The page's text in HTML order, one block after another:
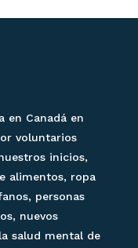
en Canadá en
voluntarios
inicios,
alimentos, ropa
personas
nuevos
salud mental de